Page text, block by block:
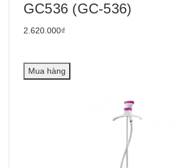
GC536 (GC-536)
2.620.000₫
Mua hàng